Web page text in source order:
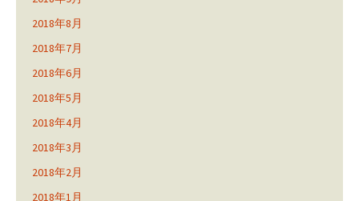
2018年8月
2018年7月
2018年6月
2018年5月
2018年4月
2018年3月
2018年2月
2018年1月